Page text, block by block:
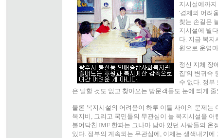
지시설에까
'경제의 어려
찾는 손길은
지시설에 별
다. 지금 복지
원으로 운영
정신 지체 장
집'의 변귀숙
수 없다. 정부
은 말할 것도 없고 찾아오는 방문객들도 눈에 띄게
물론 복지시설의 어려움이 하루 이틀 사이의 문제는
복지비, 그리고 국민들의 무관심이 늘 복지시설을 어
불어닥친 IMF 한파는 그나마 남아 있던 사람들의 온
있다. 정부의 계속되는 무관심에, 이제는 생색내기